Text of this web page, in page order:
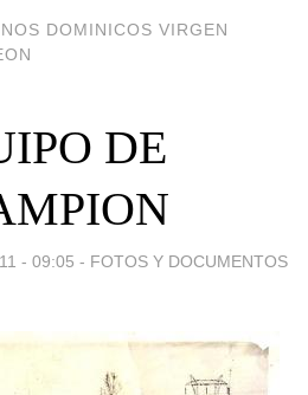
DOMINICOS VIRGEN
DE
- 09:05 - FOTOS Y DOCUMENTOS